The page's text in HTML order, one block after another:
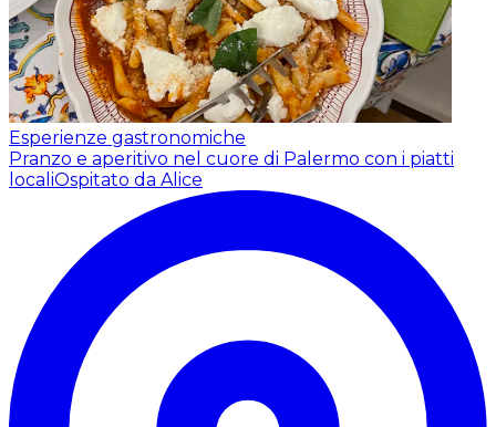
Esperienze gastronomiche
Pranzo e aperitivo nel cuore di Palermo con i piatti
localiOspitato da Alice